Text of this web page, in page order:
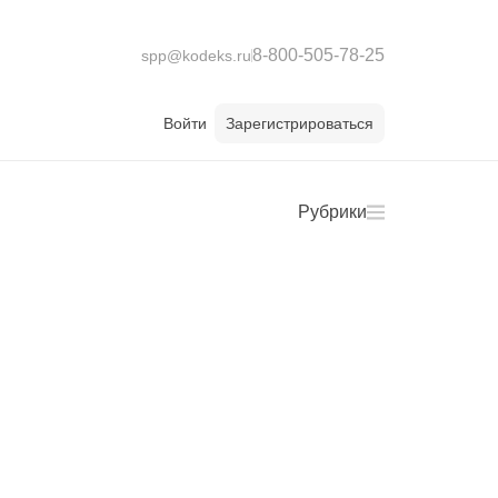
spp@kodeks.ru8-800-505-78-25
Войти Зарегистрироваться
Рубрики